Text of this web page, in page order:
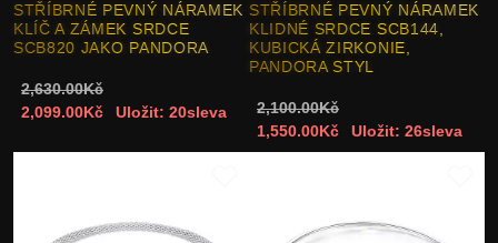
STŘÍBRNÉ PEVNÝ NÁRAMEK
KLÍČ A ZÁMEK SRDCE
SCB820 JAKO PANDORA
2,630.00Kč
2,099.00Kč
Uložit: 20sleva
STŘÍBRNÉ PEVNÝ NÁRAMEK
KLIDNÉ SRDCE SCB144,
KUBICKÁ ZIRKONIE,
PANDORA STYL
2,100.00Kč
1,550.00Kč
Uložit: 26sleva